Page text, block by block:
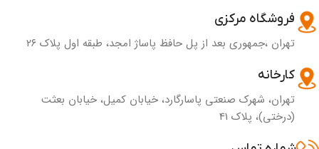
فروشگاه مرکزی
تهران ،جمهوری بعد از پل حافظ پاساژ امجد، طبقه اول پلاک ۲۶
کارخانه
تهران، شهرک صنعتی پاسارگارد، خیابان کمیل، خیابان بعثت
(درختی)، پلاک 41